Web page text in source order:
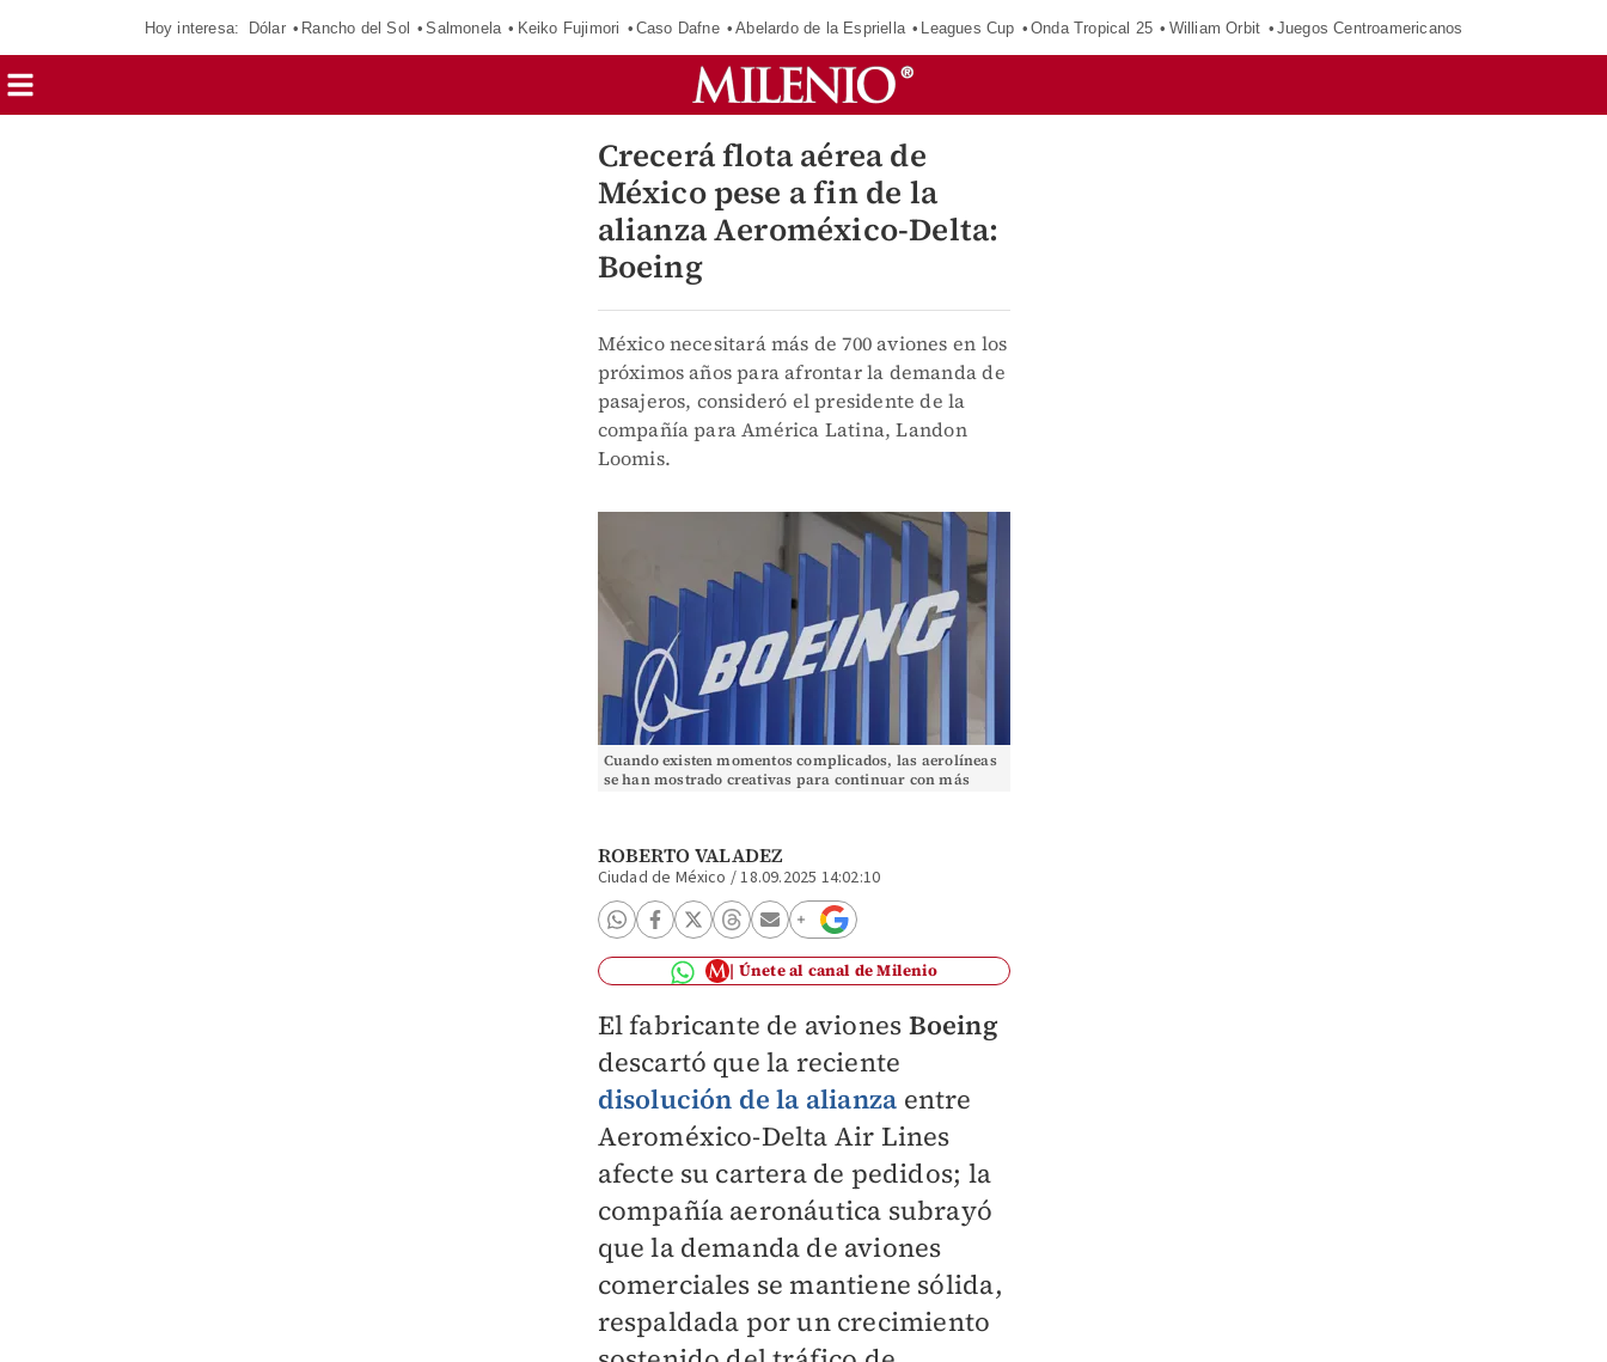
Hoy interesa: Dólar Rancho del Sol Salmonela Keiko Fujimori Caso Dafne Abelardo de la Espriella Leagues Cup Onda Tropical 25 William Orbit Juegos Centroamericanos
Crecerá flota aérea de
México pese a fin de la
alianza Aeroméxico-Delta:
Boeing
México necesitará más de 700 aviones en los
próximos años para afrontar la demanda de
pasajeros, consideró el presidente de la
compañía para América Latina, Landon
Loomis.
Cuando existen momentos complicados, las aerolíneas
se han mostrado creativas para continuar con más
ROBERTO VALADEZ
Ciudad de México /18.09.2025 14:02:10
Únete al canal de Milenio
El fabricante de aviones Boeing
descartó que la reciente
disolución de la alianza entre
Aeroméxico-Delta Air Lines
afecte su cartera de pedidos; la
compañía aeronáutica subrayó
que la demanda de aviones
comerciales se mantiene sólida,
respaldada por un crecimiento